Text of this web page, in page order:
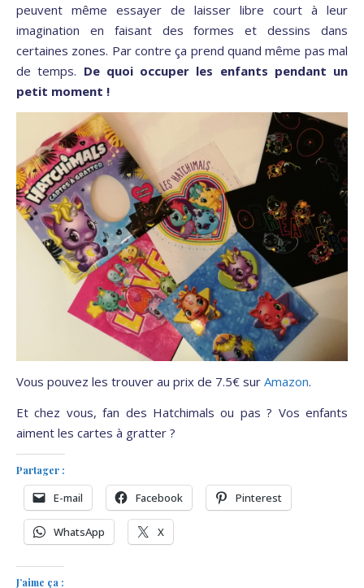
peuvent même essayer de laisser libre court à leur
imagination en faisant des formes et dessins dans
certaines zones. Par contre ça prend quand même pas mal
de temps. De quoi occuper les enfants pendant un
petit moment !
Vous pouvez les trouver au prix de 7.5€ sur Amazon.
Et chez vous, fan des Hatchimals ou pas ? Vos enfants
aiment les cartes à gratter ?
Partager :
E-mail Facebook Pinterest
WhatsApp X
J’aime ça :